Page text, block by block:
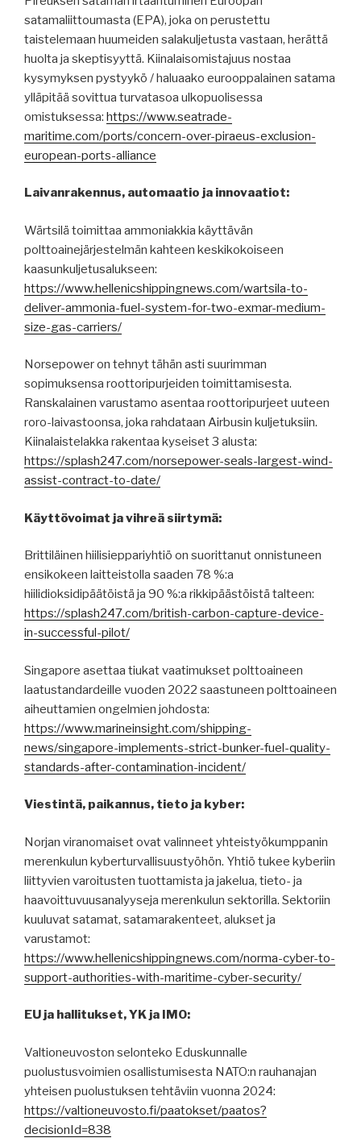
satamaliittoumasta (EPA), joka on perustettu
taistelemaan huumeiden salakuljetusta vastaan, herättä
huolta ja skeptisyyttä. Kiinalaisomistajuus nostaa
kysymyksen pystyykö / haluaako eurooppalainen satama
ylläpitää sovittua turvatasoa ulkopuolisessa
omistuksessa: https://www.seatrade-
maritime.com/ports/concern-over-piraeus-exclusion-
european-ports-alliance
Laivanrakennus, automaatio ja innovaatiot:
Wärtsilä toimittaa ammoniakkia käyttävän
polttoainejärjestelmän kahteen keskikokoiseen
kaasunkuljetusalukseen:
https://www.hellenicshippingnews.com/wartsila-to-
deliver-ammonia-fuel-system-for-two-exmar-medium-
size-gas-carriers/
Norsepower on tehnyt tähän asti suurimman
sopimuksensa roottoripurjeiden toimittamisesta.
Ranskalainen varustamo asentaa roottoripurjeet uuteen
roro-laivastoonsa, joka rahdataan Airbusin kuljetuksiin.
Kiinalaistelakka rakentaa kyseiset 3 alusta:
https://splash247.com/norsepower-seals-largest-wind-
assist-contract-to-date/
Käyttövoimat ja vihreä siirtymä:
Brittiläinen hiilisieppariyhtiö on suorittanut onnistuneen
ensikokeen laitteistolla saaden 78 %:a
hiilidioksidipäätöistä ja 90 %:a rikkipäästöistä talteen:
https://splash247.com/british-carbon-capture-device-
in-successful-pilot/
Singapore asettaa tiukat vaatimukset polttoaineen
laatustandardeille vuoden 2022 saastuneen polttoaineen
aiheuttamien ongelmien johdosta:
https://www.marineinsight.com/shipping-
news/singapore-implements-strict-bunker-fuel-quality-
standards-after-contamination-incident/
Viestintä, paikannus, tieto ja kyber:
Norjan viranomaiset ovat valinneet yhteistyökumppanin
merenkulun kyberturvallisuustyöhön. Yhtiö tukee kyberiin
liittyvien varoitusten tuottamista ja jakelua, tieto- ja
haavoittuvuusanalyyseja merenkulun sektorilla. Sektoriin
kuuluvat satamat, satamarakenteet, alukset ja
varustamot:
https://www.hellenicshippingnews.com/norma-cyber-to-
support-authorities-with-maritime-cyber-security/
EU ja hallitukset, YK ja IMO:
Valtioneuvoston selonteko Eduskunnalle
puolustusvoimien osallistumisesta NATO:n rauhanajan
yhteisen puolustuksen tehtäviin vuonna 2024:
https://valtioneuvosto.fi/paatokset/paatos?
decisionId=838